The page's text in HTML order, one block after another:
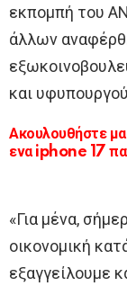
εκπομπή του
άλλων
και
Ακουλουθήστε
ενα iphone 17
«Για μένα,
οικονομική
εξαγγείλουμε